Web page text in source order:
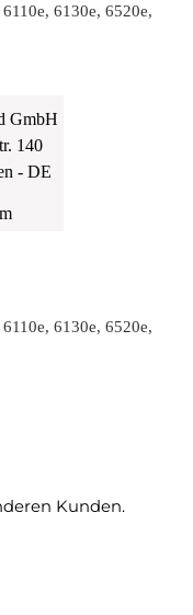
6130e, 6520e,
GmbH
140
- DE
6130e, 6520e,
von 5 Sternen
Kunden.